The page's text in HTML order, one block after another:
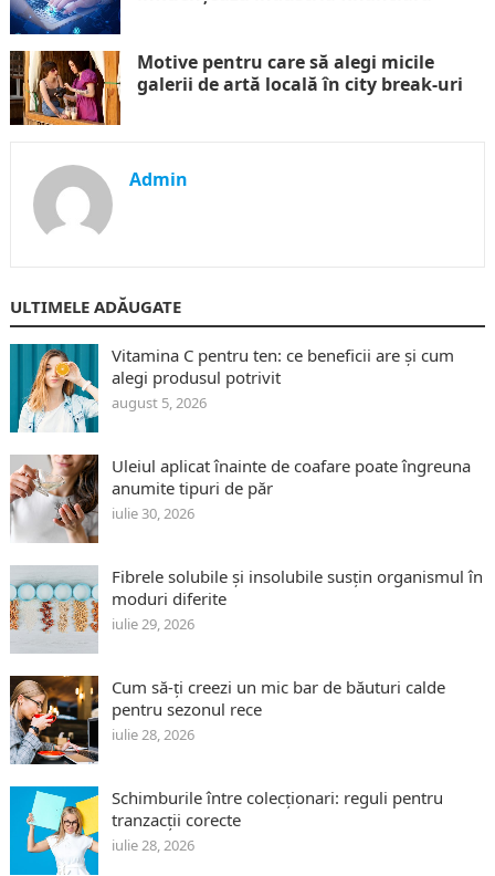
Motive pentru care să alegi micile
galerii de artă locală în city break-uri
Admin
ULTIMELE ADĂUGATE
Vitamina C pentru ten: ce beneficii are și cum
alegi produsul potrivit
august 5, 2026
Uleiul aplicat înainte de coafare poate îngreuna
anumite tipuri de păr
iulie 30, 2026
Fibrele solubile și insolubile susțin organismul în
moduri diferite
iulie 29, 2026
Cum să-ți creezi un mic bar de băuturi calde
pentru sezonul rece
iulie 28, 2026
Schimburile între colecționari: reguli pentru
tranzacții corecte
iulie 28, 2026